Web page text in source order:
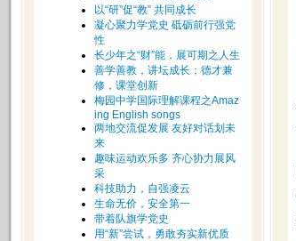
以“研”促“教” 共同成长
凝心聚力学党史 砥砺前行强党
性
长少年之“财”能，展可期之人生
善学善教，讲坛成长；德才兼
修，课堂创新
梅园中学国际理解课程之Amaz
ing English songs
两地交流促发展 友好对话划未
来
趣味运动欢乐多 齐心协力展风
采
科技助力，自强凌云
生命无价，安全第一
带着队旗学党史
用“新”尝试，勇敢夯实新优质